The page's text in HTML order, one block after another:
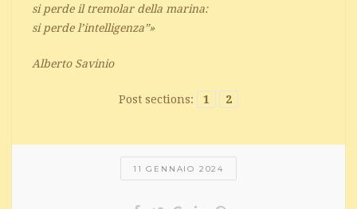
si perde il tremolar della marina:
si perde l’intelligenza”»
Alberto Savinio
Post sections: 1 2
11 GENNAIO 2024